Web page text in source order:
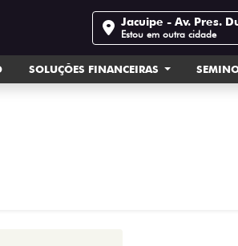
Jacuipe - Av. Pres.
Estou em outra cidade
SOLUÇÕES FINANCEIRAS